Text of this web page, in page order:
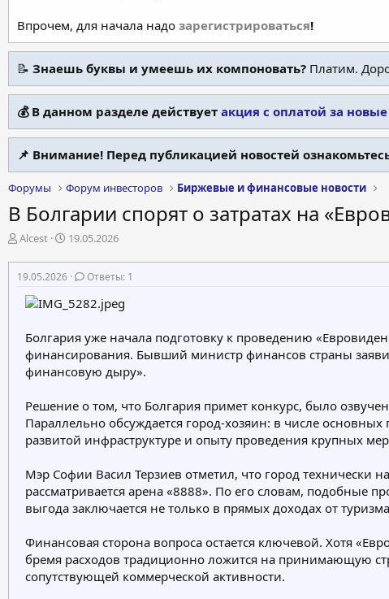
Впрочем, для начала надо зарегистрироваться!
📝 Знаешь буквы и умеешь их компоновать? Платим.
💰 В данном разделе действует акция с оплатой за
📌 Внимание! Перед публикацией новостей
Форумы Форум инвесторов Биржевые и финансовые новости
В Болгарии спорят о затратах на
А
т
о
м
ы
Alcest
Д
т
а
а
а
л
а
19.05.2026
19.05.2026 Ответы: 1
Болгария уже начала подготовку к проведению
финансирования. Бывший министр финансов страны
финансовую дыру».
Решение о том, что Болгария примет конкурс, было
Параллельно обсуждается город-хозяин: в числе
развитой инфраструктуре и опыту проведения крупных
Мэр Софии Васил Терзиев отметил, что город технически
рассматривается арена «8888». По его словам, подобные
выгода заключается не только в прямых доходах от
Финансовая сторона вопроса остается ключевой. Хотя
бремя расходов традиционно ложится на принимающую
сопутствующей коммерческой активности.